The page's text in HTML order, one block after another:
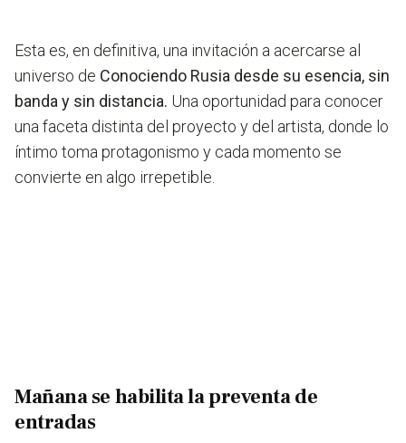
Esta es, en definitiva, una invitación a acercarse al
universo de Conociendo Rusia desde su esencia, sin
banda y sin distancia. Una oportunidad para conocer
una faceta distinta del proyecto y del artista, donde lo
íntimo toma protagonismo y cada momento se
convierte en algo irrepetible.
Mañana se habilita la preventa de
entradas